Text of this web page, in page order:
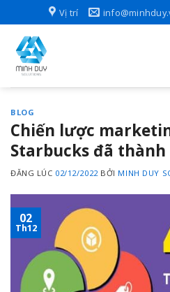
to
content
Vị trí
BLOG
Chiến lược
Starbucks đã thành
ĐĂNG LÚC 02/12/2022 BỞI MINH DUY
02
Th12